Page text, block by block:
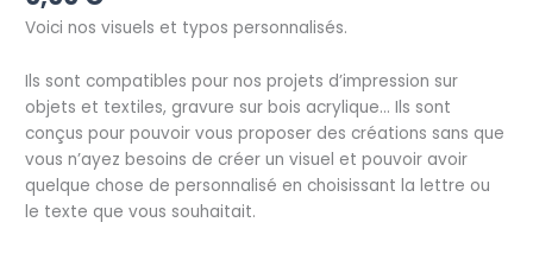
Voici nos visuels et typos personnalisés.
Ils sont compatibles pour nos projets d’impression sur
objets et textiles, gravure sur bois acrylique… Ils sont
conçus pour pouvoir vous proposer des créations sans que
vous n’ayez besoins de créer un visuel et pouvoir avoir
quelque chose de personnalisé en choisissant la lettre ou
le texte que vous souhaitait.